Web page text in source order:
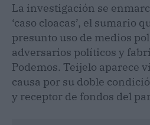
La investigación se
‘caso cloacas’, el sumario
presunto uso de medios
adversarios políticos y
Podemos. Teijelo aparece
causa por su doble
y receptor de fondos del